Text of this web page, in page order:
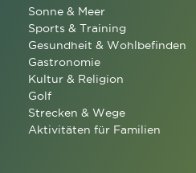
Sonne & Meer
Sports & Training
Gesundheit & Wohlbefinden
Gastronomie
Kultur & Religion
Golf
Strecken & Wege
Aktivitäten für Familien